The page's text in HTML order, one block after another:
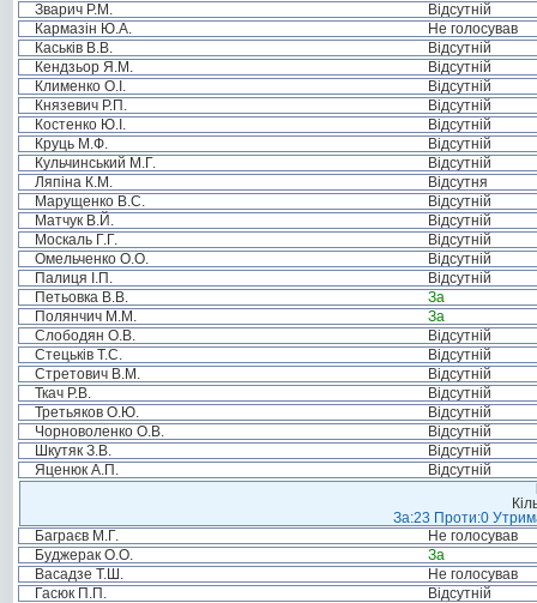
Зварич Р.М.
Відсутній
Кармазін Ю.А.
Не голосував
Каськів В.В.
Відсутній
Кендзьор Я.М.
Відсутній
Клименко О.І.
Відсутній
Князевич Р.П.
Відсутній
Костенко Ю.І.
Відсутній
Круць М.Ф.
Відсутній
Кульчинський М.Г.
Відсутній
Ляпіна К.М.
Відсутня
Марущенко В.С.
Відсутній
Матчук В.Й.
Відсутній
Москаль Г.Г.
Відсутній
Омельченко О.О.
Відсутній
Палиця І.П.
Відсутній
Петьовка В.В.
За
Полянчич М.М.
За
Слободян О.В.
Відсутній
Стецьків Т.С.
Відсутній
Стретович В.М.
Відсутній
Ткач Р.В.
Відсутній
Третьяков О.Ю.
Відсутній
Чорноволенко О.В.
Відсутній
Шкутяк З.В.
Відсутній
Яценюк А.П.
Відсутній
За:23 Проти:0
Баграєв М.Г.
Не голосував
Буджерак О.О.
За
Васадзе Т.Ш.
Не голосував
Гасюк П.П.
Відсутній